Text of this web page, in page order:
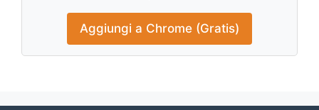
Aggiungi a Chrome (Gratis)